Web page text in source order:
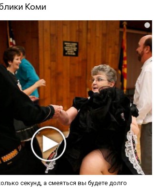
Коми
i
секунд, а смеяться вы будете долго